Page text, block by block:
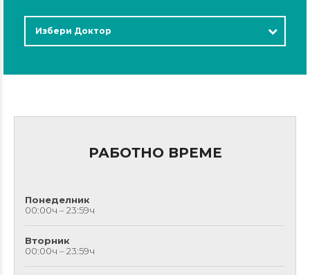
Избери Доктор
РАБОТНО ВРЕМЕ
Понеделник
00:00ч – 23:59ч
Вторник
00:00ч – 23:59ч